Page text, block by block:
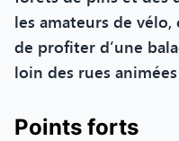
les amateurs de vélo,
de profiter d’une
loin des rues
Points forts